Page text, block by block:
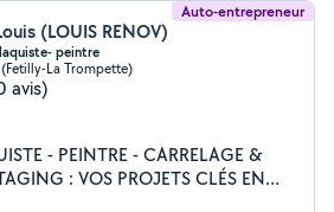
Auto-entrepreneur
(LOUIS RENOV)
peintre
La Trompette)
avis)
- PEINTRE - CARRELAGE &
: VOS PROJETS CLÉS EN